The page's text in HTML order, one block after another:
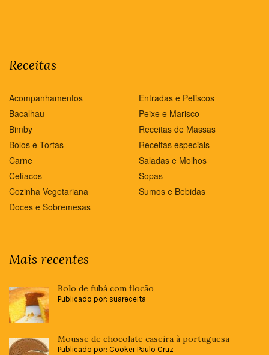
Receitas
Acompanhamentos
Bacalhau
Bimby
Bolos e Tortas
Carne
Celíacos
Cozinha Vegetariana
Doces e Sobremesas
Entradas e Petiscos
Peixe e Marisco
Receitas de Massas
Receitas especiais
Saladas e Molhos
Sopas
Sumos e Bebidas
Mais recentes
Bolo de fubá com flocão
Publicado por: suareceita
Mousse de chocolate caseira à portuguesa
Publicado por: Cooker Paulo Cruz